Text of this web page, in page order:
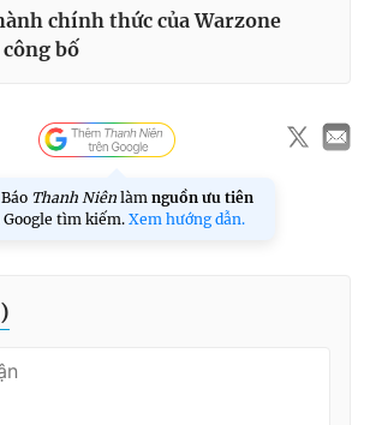
chính thức của Warzone
bố
Thanh Niên làm nguồn ưu tiên
tìm kiếm. Xem hướng dẫn.
)